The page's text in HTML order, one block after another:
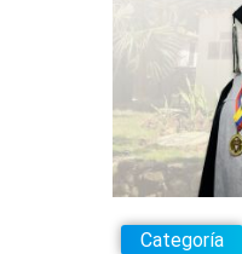
Categoría